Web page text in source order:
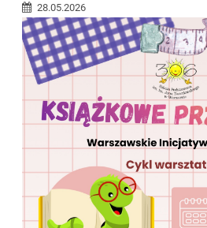
28.05.2026